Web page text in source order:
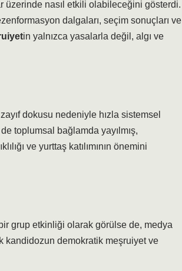
üzerinde nasıl etkili olabileceğini gösterdi.
dalgaları, seçim sonuçları ve
in yalnızca yasalarla değil, algı ve
dokusu nedeniyle hızla sistemsel
toplumsal bağlamda yayılmış,
ve yurttaş katılımının önemini
grup etkinliği olarak görülse de, medya
kandidozun demokratik meşruiyet ve